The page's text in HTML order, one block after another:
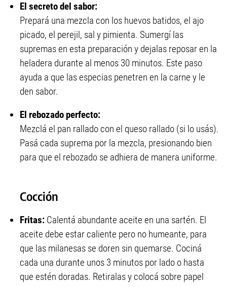
El secreto del sabor:
Prepará una mezcla con los huevos batidos, el ajo
picado, el perejil, sal y pimienta. Sumergí las
supremas en esta preparación y dejalas reposar en la
heladera durante al menos 30 minutos. Este paso
ayuda a que las especias penetren en la carne y le
den sabor.
El rebozado perfecto:
Mezclá el pan rallado con el queso rallado (si lo usás).
Pasá cada suprema por la mezcla, presionando bien
para que el rebozado se adhiera de manera uniforme.
Cocción
Fritas: Calentá abundante aceite en una sartén. El
aceite debe estar caliente pero no humeante, para
que las milanesas se doren sin quemarse. Cociná
cada una durante unos 3 minutos por lado o hasta
que estén doradas. Retiralas y colocá sobre papel